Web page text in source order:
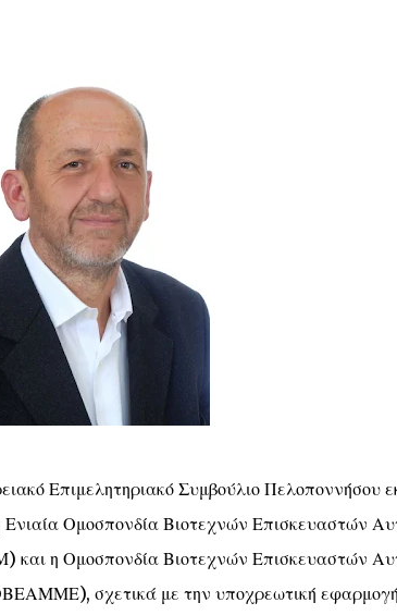
Επιμελητηριακό Συμβούλιο Πελοποννήσου
Ενιαία Ομοσπονδία Βιοτεχνών Επισκευαστών
η Ομοσπονδία Βιοτεχνών Επισκευαστών
σχετικά με την υποχρεωτική